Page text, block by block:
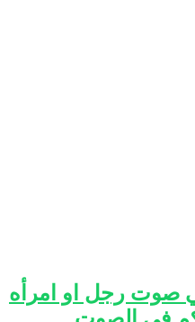
صوت رجل او امرأه